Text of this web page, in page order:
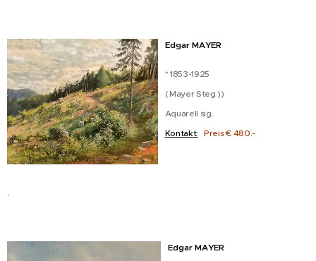
Edgar MAYER
* 1853-1925
( Mayer Steg ))
Aquarell sig.
Kontakt:
Preis € 480.-
.
Edgar MAYER